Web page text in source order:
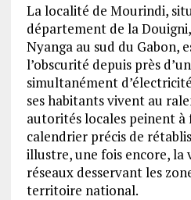
La localité de Mourindi,
département de la
Nyanga au sud du Gabon,
l’obscurité depuis près
simultanément
ses habitants vivent au
autorités locales peinent
calendrier précis de
illustre, une fois encore, la
réseaux desservant les
territoire national.